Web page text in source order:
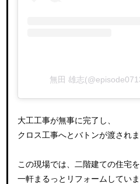
無田 雄志
大工工事が無事に完了し、
クロス工事へとバトンが渡されま
この現場では、二階建ての住宅を
一軒まるっとリフォームしていま